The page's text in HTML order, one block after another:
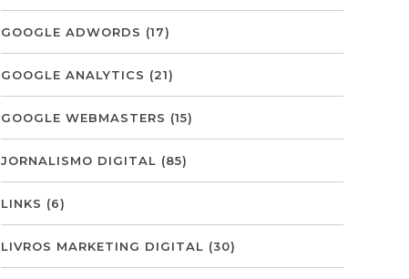
GOOGLE ADWORDS (17)
GOOGLE ANALYTICS (21)
GOOGLE WEBMASTERS (15)
JORNALISMO DIGITAL (85)
LINKS (6)
LIVROS MARKETING DIGITAL (30)